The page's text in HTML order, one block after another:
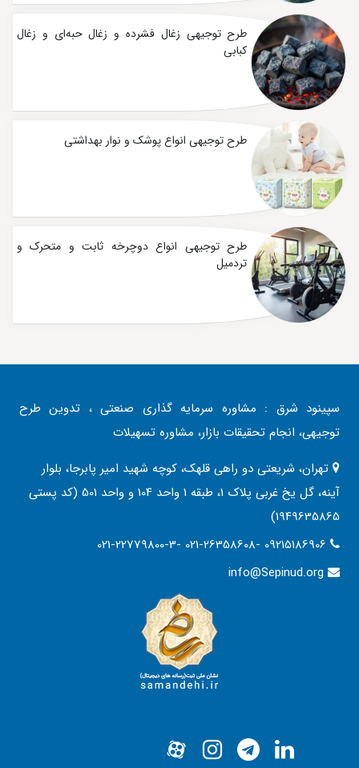
طرح توجیهی زغال فشرده و زغال حبه‌ای و زغال
کبابی
طرح توجیهی انواع پوشک و نوار بهداشتی
طرح توجیهی انواع دوچرخه ثابت و متحرک و
تردمیل
سپینود شرق : مشاوره سرمایه گذاری صنعتی ، تدوین طرح
توجیهی، انجام تحقیقات بازار، مشاوره تسهیلات
تهران، شریعتی دو راهی قلهک، کوچه شهید امیر پابرجا، بلوار
آینه، گل یخ غربی پلاک 1، طبقه 1 واحد 104 و واحد 501 (کد پستی
1949635865)
021-22779800-3- 021-26358608- 09215186906
info@Sepinud.org